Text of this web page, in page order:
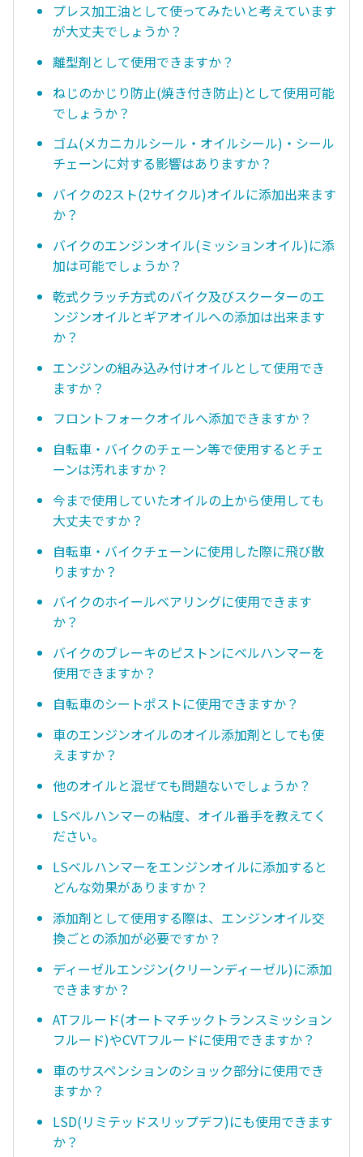
プレス加工油として使ってみたいと考えています
が大丈夫でしょうか？
離型剤として使用できますか？
ねじのかじり防止(焼き付き防止)として使用可能
でしょうか？
ゴム(メカニカルシール・オイルシール)・シール
チェーンに対する影響はありますか？
バイクの2スト(2サイクル)オイルに添加出来ます
か？
バイクのエンジンオイル(ミッションオイル)に添
加は可能でしょうか？
乾式クラッチ方式のバイク及びスクーターのエ
ンジンオイルとギアオイルへの添加は出来ます
か？
エンジンの組み込み付けオイルとして使用でき
ますか？
フロントフォークオイルへ添加できますか？
自転車・バイクのチェーン等で使用するとチェ
ーンは汚れますか？
今まで使用していたオイルの上から使用しても
大丈夫ですか？
自転車・バイクチェーンに使用した際に飛び散
りますか？
バイクのホイールベアリングに使用できます
か？
バイクのブレーキのピストンにベルハンマーを
使用できますか？
自転車のシートポストに使用できますか？
車のエンジンオイルのオイル添加剤としても使
えますか？
他のオイルと混ぜても問題ないでしょうか？
LSベルハンマーの粘度、オイル番手を教えてく
ださい。
LSベルハンマーをエンジンオイルに添加すると
どんな効果がありますか？
添加剤として使用する際は、エンジンオイル交
換ごとの添加が必要ですか？
ディーゼルエンジン(クリーンディーゼル)に添加
できますか？
ATフルード(オートマチックトランスミッション
フルード)やCVTフルードに使用できますか？
車のサスペンションのショック部分に使用でき
ますか？
LSD(リミテッドスリップデフ)にも使用できます
か？